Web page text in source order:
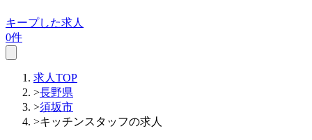
キープした求人
0件
求人TOP
>長野県
>須坂市
>キッチンスタッフの求人